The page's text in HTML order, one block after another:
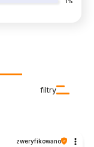
1%
filtry
zweryfikowano